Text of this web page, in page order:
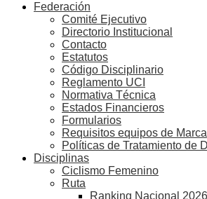
Federación
Comité Ejecutivo
Directorio Institucional
Contacto
Estatutos
Código Disciplinario
Reglamento UCI
Normativa Técnica
Estados Financieros
Formularios
Requisitos equipos de Marca
Políticas de Tratamiento de
Disciplinas
Ciclismo Femenino
Ruta
Ranking Nacional 2026